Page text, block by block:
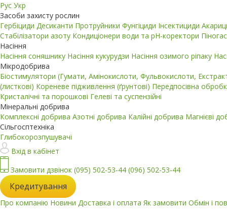
Рус Укр
Засоби захисту рослин
Гербіциди Десиканти Протруйники Фунгіциди Інсектициди
Стабілізатори азоту Кондиціонери води та pH-коректори
Насіння
Насіння соняшнику Насіння кукурудзи Насіння озимого ріпаку
Мікродобрива
Біостимулятори (Гумати, Амінокислоти, Фульвокислоти,
(листкові) Кореневе підживлення (ґрунтові) Передпосівна
Кристалічні та порошкові Гелеві та суспензійні
Мінеральні добрива
Комплексні добрива Азотні добрива Калійні добрива Магнієві
Сільгосптехніка
Глибокорозпушувачі
Вхід в кабінет
Замовити дзвінок (095) 502-53-44 (096) 502-53-44
Кредитування
Про компанію Новини Доставка і оплата Як замовити Обмін і